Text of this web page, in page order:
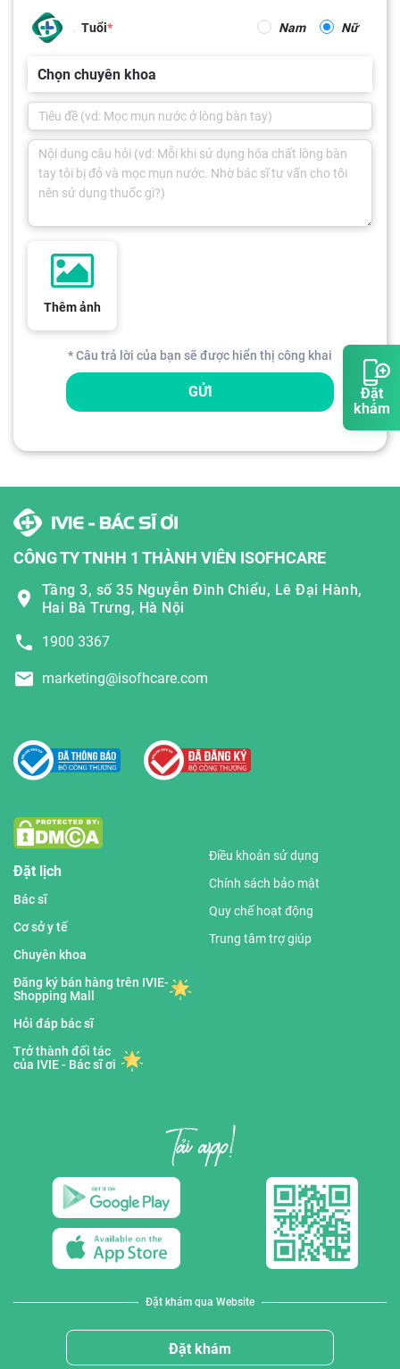
Đặt
khám
Tuổi Nam Nữ
Chọn chuyên khoa
Thêm ảnh
* Câu trả lời của bạn sẽ được hiển thị công khai
GỬI
CÔNG TY TNHH 1 THÀNH VIÊN ISOFHCARE
Tầng 3, số 35 Nguyễn Đình Chiểu, Lê Đại Hành,
Hai Bà Trưng, Hà Nội
1900 3367
marketing@isofhcare.com
Đặt lịch
Bác sĩ
Cơ sở y tế
Chuyên khoa
Đăng ký bán hàng trên IVIE-
Shopping Mall
Hỏi đáp bác sĩ
Trở thành đối tác
của IVIE - Bác sĩ ơi
Điều khoản sử dụng
Chính sách bảo mật
Quy chế hoạt động
Trung tâm trợ giúp
Đặt khám qua Website
Đặt khám